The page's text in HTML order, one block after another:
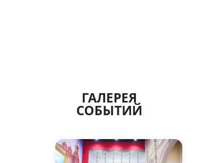
ГАЛЕРЕЯ
СОБЫТИЙ